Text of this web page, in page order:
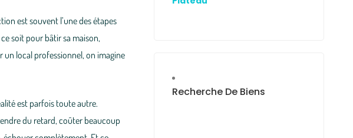
est souvent l’une des étapes
soit pour bâtir sa maison,
un local professionnel, on imagine
est parfois toute autre.
du retard, coûter beaucoup
Recherche De Biens